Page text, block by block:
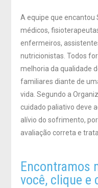
A equipe que encantou
médicos,
enfermeiros,
nutricionistas. Todos
melhoria da qualidade
familiares diante de
vida. Segundo a
cuidado paliativo deve
alívio do sofrimento,
avaliação correta e
Encontramos
você, clique e